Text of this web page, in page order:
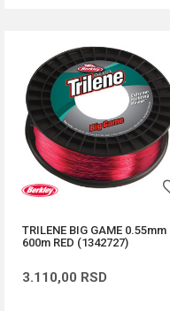
TRILENE BIG GAME 0.55mm
600m RED (1342727)
3.110,00 RSD